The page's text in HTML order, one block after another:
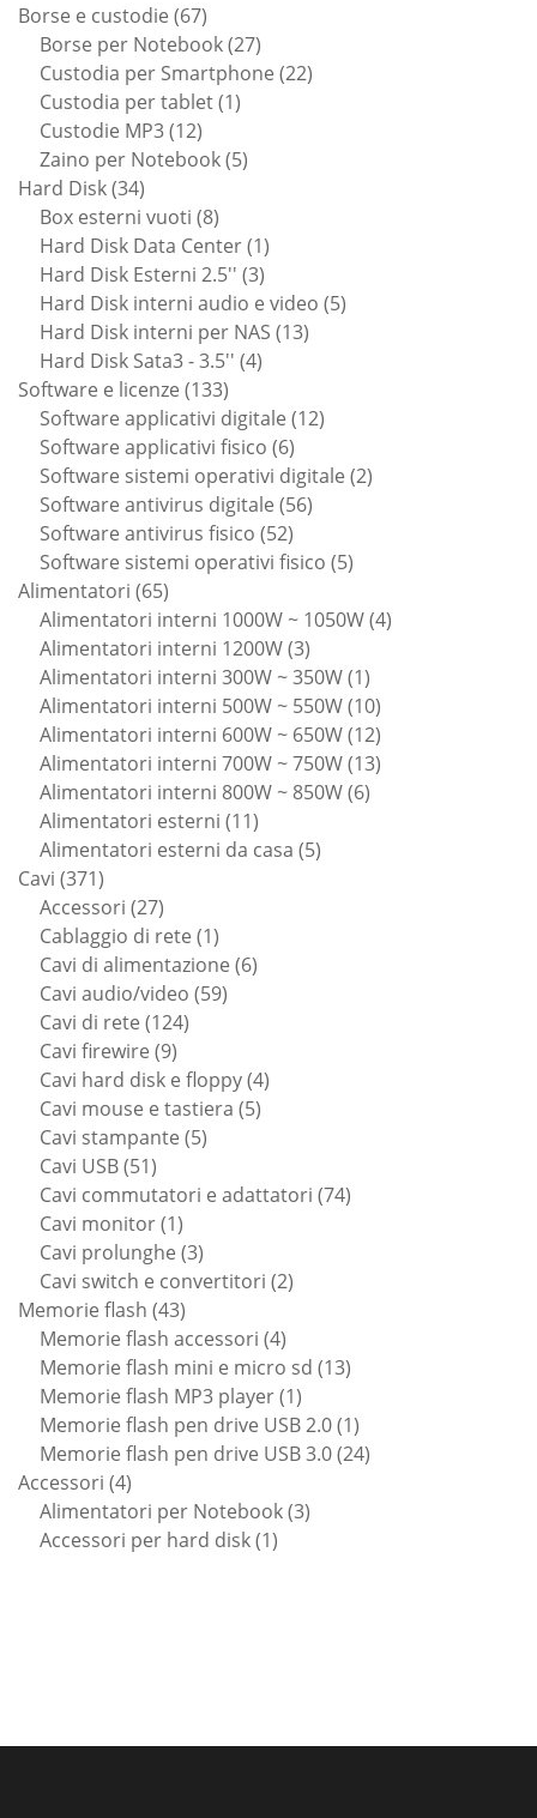
Borse e custodie 6767
prodotti
Borse per Notebook 2727
prodotti
Custodia per Smartphone 2222
Custodia per tablet 11
Custodie MP3 1212
prodotti
Zaino per Notebook 55
Hard Disk 3434
prodotti
Box esterni vuoti 88
prodotti
Hard Disk Data Center 11
prodotto
Hard Disk Esterni 2.5'' 33
prodotti
Hard Disk interni audio e video 55
Hard Disk interni per NAS 1313
Hard Disk Sata3 - 3.5'' 44
Software e licenze 133133
prodotti
Software applicativi digitale 1212
Software applicativi fisico 66
prodotti
Software sistemi operativi digitale 22
Software antivirus digitale 5656
Software antivirus fisico 5252
prodotti
Software sistemi operativi fisico 55
Alimentatori 6565
prodotti
Alimentatori interni 1000W ~ 1050W 44
Alimentatori interni 1200W 33
prodotti
Alimentatori interni 300W ~ 350W 11
prodotto
Alimentatori interni 500W ~ 550W 1010
prodotti
Alimentatori interni 600W ~ 650W 1212
prodotti
Alimentatori interni 700W ~ 750W 1313
Alimentatori interni 800W ~ 850W 66
Alimentatori esterni 1111
prodotti
Alimentatori esterni da casa 55
Cavi 371371
prodotti
Accessori 2727
prodotti
Cablaggio di rete 11
prodotto
Cavi di alimentazione 66
Cavi audio/video 5959
Cavi di rete 124124
Cavi firewire 99
prodotti
Cavi hard disk e floppy 44
Cavi mouse e tastiera 55
Cavi stampante 55
Cavi USB 5151
prodotti
Cavi commutatori e adattatori 7474
Cavi monitor 11
prodotto
Cavi prolunghe 33
prodotti
Cavi switch e convertitori 22
Memorie flash 4343
prodotti
Memorie flash accessori 44
prodotti
Memorie flash mini e micro sd 1313
Memorie flash MP3 player 11
prodotto
Memorie flash pen drive USB 2.0 11
prodotto
Memorie flash pen drive USB 3.0 2424
Accessori 44
prodotti
Alimentatori per Notebook 33
Accessori per hard disk 11